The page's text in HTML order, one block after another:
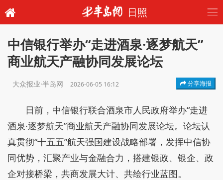
日照
中信银行举办“走进酒泉·逐梦航天”
商业航天产融协同发展论坛
大众报业·半岛网 2026-06-05 16:12 分享海报
日前，中信银行联合酒泉市人民政府举办“走进
酒泉·逐梦航天”商业航天产融协同发展论坛。论坛认
真贯彻“十五五”航天强国建设战略部署，发挥中信协
同优势，汇聚产业与金融合力，搭建银政、银企、政
企对接桥梁，共商发展大计、共绘行业蓝图。